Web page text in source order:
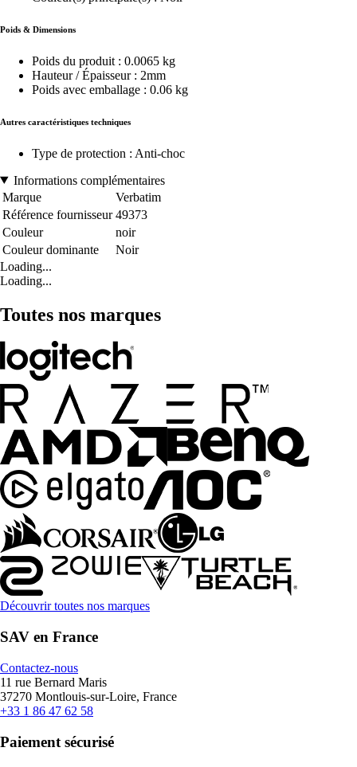
Poids & Dimensions
Poids du produit : 0.0065 kg
Hauteur / Épaisseur : 2mm
Poids avec emballage : 0.06 kg
Autres caractéristiques techniques
Type de protection : Anti-choc
Informations complémentaires
Marque
Verbatim
Référence fournisseur 49373
Couleur
noir
Couleur dominante
Noir
Loading...
Loading...
Toutes nos marques
Découvrir toutes nos marques
SAV en France
Contactez-nous
11 rue Bernard Maris
37270 Montlouis-sur-Loire, France
+33 1 86 47 62 58
Paiement sécurisé